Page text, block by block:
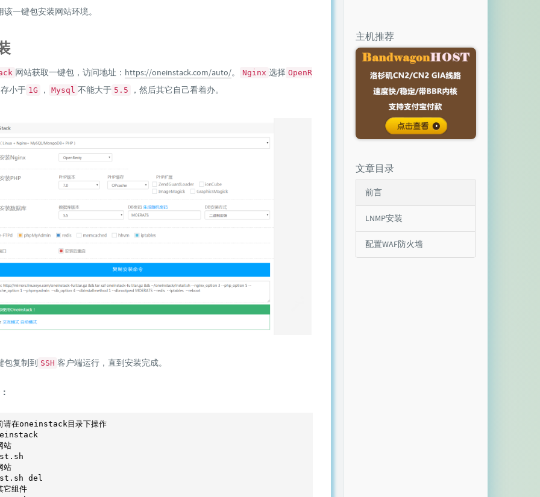
一键包安装网站环境。
网站获取一键包，访问地址： https://oneinstack.com/auto/。 Nginx 选择 OpenR
小于 1G ， Mysql 不能大于 5.5 ，然后其它自己看着办。
包复制到 SSH 客户端运行，直到安装完成。
请在oneinstack目录下操作
站
站
它组件
主机推荐
文章目录
前言
LNMP安装
配置WAF防火墙